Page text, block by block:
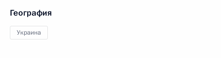
География
Украина